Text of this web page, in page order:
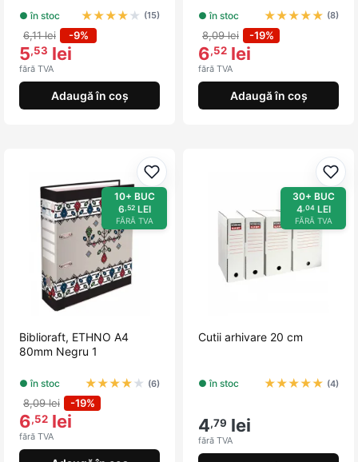
● în stoc ★★★★ ★ (15)
6,11 lei -9%
5,53 lei
fără TVA
Adaugă în coș
● în stoc ★★★★★ (8)
8,09 lei -19%
6,52 lei
fără TVA
Adaugă în coș
Adaugă la favorite
10+ BUC
6,52LEI
FĂRĂ TVA
Biblioraft, ETHNO A4
80mm Negru 1
● în stoc ★★★★ ★ (6)
8,09 lei -19%
6,52 lei
fără TVA
30+ BUC
4,04LEI
FĂRĂ TVA
Cutii arhivare 20 cm
● în stoc ★★★★★ (4)
4,79 lei
fără TVA